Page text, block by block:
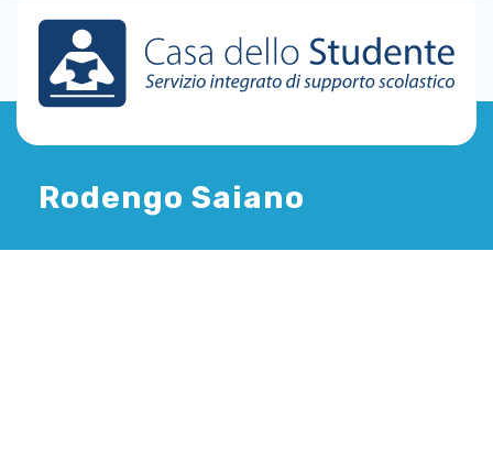
Rodengo Saiano